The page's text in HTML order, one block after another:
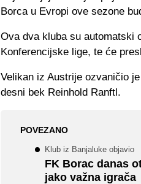
Borca u Evropi ove sezone
Ova dva kluba su automatski
Konferencijske lige, te će
Velikan iz Austrije ozvaničio
desni bek Reinhold Ranftl.
POVEZANO
Klub iz Banjaluke objavio
FK Borac danas
jako važna igrača